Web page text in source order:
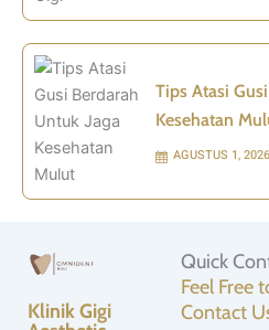
Tips Atasi
Kesehatan
AGUSTUS 1, 2026
Klinik Gigi
Quick
Feel Free
Contact